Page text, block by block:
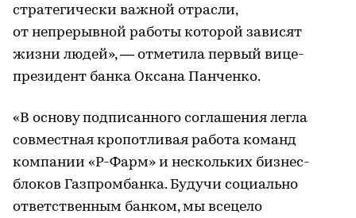
стратегически важной отрасли,
от непрерывной работы которой зависят
жизни людей», — отметила первый вице-
президент банка Оксана Панченко.
«В основу подписанного соглашения легла
совместная кропотливая работа команд
компании «Р-Фарм» и нескольких бизнес-
блоков Газпромбанка. Будучи социально
ответственным банком, мы всецело